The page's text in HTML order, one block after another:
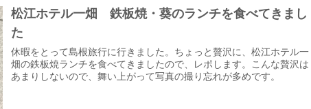
松江ホテル一畑 鉄板焼・葵のランチを食べてきまし
た
休暇をとって島根旅行に行きました。ちょっと贅沢に、松江ホテル一
畑の鉄板焼ランチを食べてきましたので、レポします。こんな贅沢は
あまりしないので、舞い上がって写真の撮り忘れが多めです。